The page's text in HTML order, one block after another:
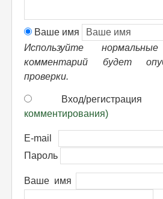
Ваше имя
Используйте
комментарий будет
проверки.
Вход/
комментирования)
E-mail
Пароль
Ваше имя